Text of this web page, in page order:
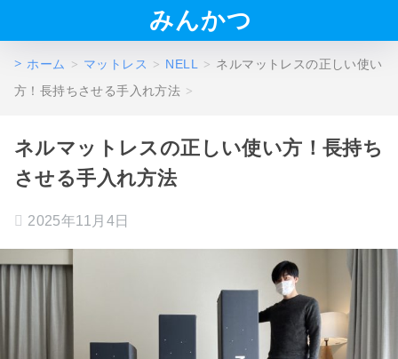
みんかつ
ホーム マットレス NELL
ネルマットレスの正しい使い
方！長持ちさせる手入れ方法
ネルマットレスの正しい使い方！長持ち
させる手入れ方法
2025年11月4日